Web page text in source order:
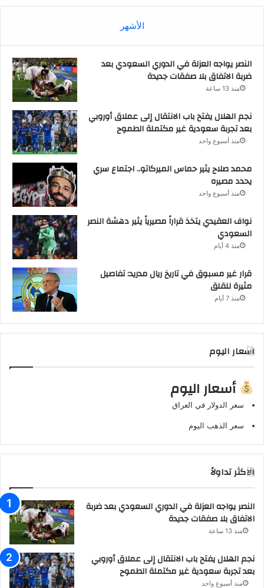
الأشهر
النصر يواجه العزلة في الدوري السعودي بعد
ضربة الاتفاق بلا صفقات جديدة
منذ 13 ساعة
نجم الهلال يفتح باب الانتقال إلى عملاق أوروبي
بعد تجربة سعودية غير مكتملة الطموح
منذ أسبوع واحد
محمد صلاح يثير حماس الميركاتو.. اجتماع سري
يحدد مصيره
منذ أسبوع واحد
نواف العقيدي يتخذ قراراً مصيرياً يثير دهشة النصر
السعودي
منذ 4 أيام
قرار غير مسبوق في تاريخ ريال مدريد: تفاصيل
مثيرة للقلق
منذ 7 أيام
اسعار اليوم
أسعار اليوم
سعر الدولار في العراق
سعر الذهب اليوم
الاكثر تداولاً
النصر يواجه العزلة في الدوري السعودي بعد ضربة
الاتفاق بلا صفقات جديدة
منذ 13 ساعة
نجم الهلال يفتح باب الانتقال إلى عملاق أوروبي
بعد تجربة سعودية غير مكتملة الطموح
منذ أسبوع واحد